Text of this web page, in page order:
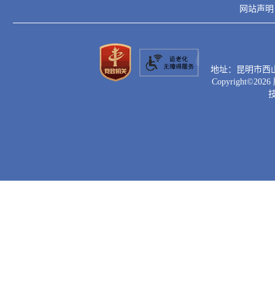
网站声明
地址：昆明市西
Copyright©2026